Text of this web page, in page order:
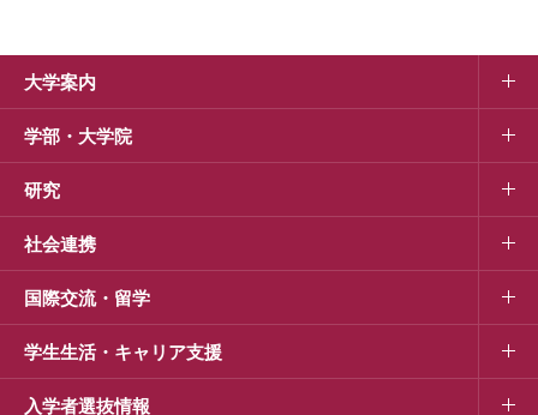
大学案内
学部・大学院
研究
社会連携
国際交流・留学
学生生活・キャリア支援
入学者選抜情報